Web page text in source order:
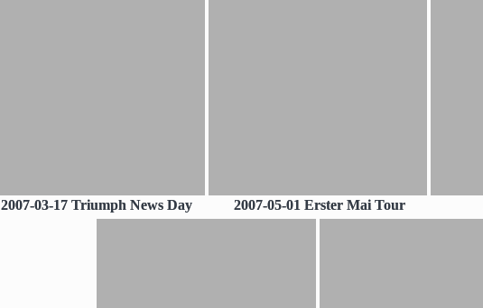
2007-03-17 Triumph News Day 2007-05-01 Erster Mai Tour